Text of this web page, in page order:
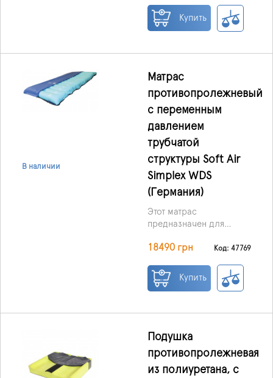
Благодаря уникальной
конструкции она
регулируется под
особенности.
Купить
В наличии
Матрас
противопролежневый
с переменным
давлением
трубчатой ​​
структуры Soft Air
Simplex WDS
(Германия)
Этот матрас
предназначен для
лечения пролежней
степени тяжести.
Он может работать в
двух режимах:
секции равномерно
надуты и обеспечивают
Динамический –
18490 грн Код: 47769
Купить
Подушка
противопролежневая
из полиуретана, с